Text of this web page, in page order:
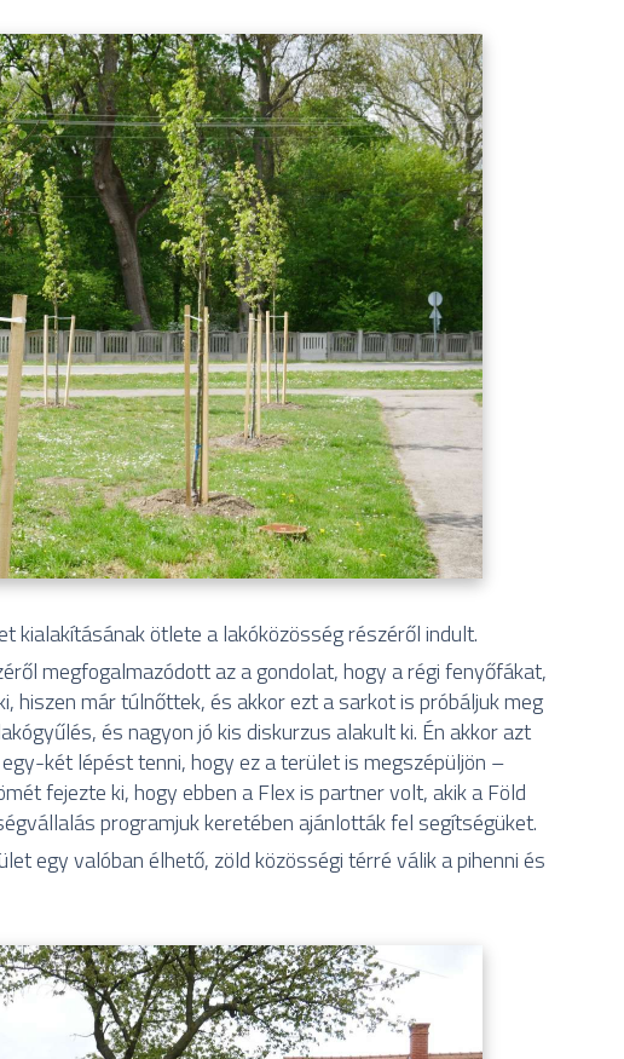
kialakításának ötlete a lakóközösség részéről indult.
megfogalmazódott az a gondolat, hogy a régi fenyőfákat,
hiszen már túlnőttek, és akkor ezt a sarkot is próbáljuk meg
és nagyon jó kis diskurzus alakult ki. Én akkor azt
két lépést tenni, hogy ez a terület is megszépüljön –
fejezte ki, hogy ebben a Flex is partner volt, akik a Föld
programjuk keretében ajánlották fel segítségüket.
egy valóban élhető, zöld közösségi térré válik a pihenni és